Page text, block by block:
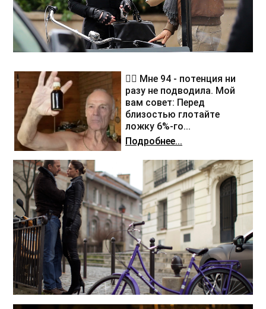
❤️‍🔥 Мне 94 - потенция ни
разу не подводила. Мой
вам совет: Перед
близостью глотайте
ложку 6%-го...
Подробнее...